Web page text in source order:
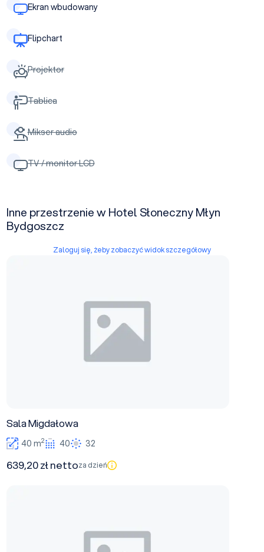
Ekran wbudowany
Flipchart
Projektor
Tablica
Mikser audio
TV / monitor LCD
Inne przestrzenie w Hotel Słoneczny Młyn
Bydgoszcz
Zaloguj się, żeby zobaczyć widok szczegółowy
Sala Migdałowa
40 m2 40 32
639,20 zł nettoza dzień